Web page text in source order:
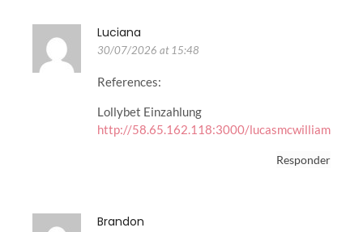
Luciana
30/07/2026 at 15:48
References:
Lollybet Einzahlung
http://58.65.162.118:3000/lucasmcwilliam
Responder
Brandon